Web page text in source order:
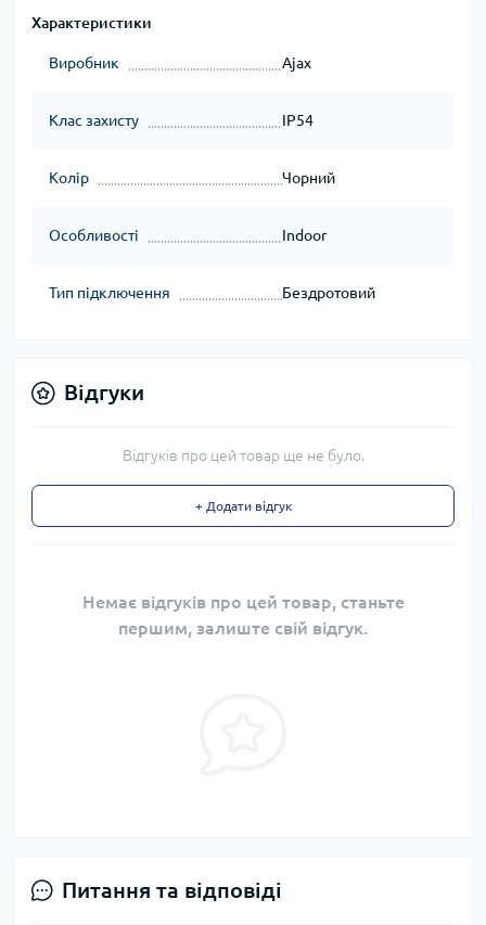
Характеристики
Виробник Ajax
Клас захисту IP54
Колір Чорний
Особливості Indoor
Тип підключення Бездротовий
Відгуки
Відгуків про цей товар ще не було.
+ Додати відгук
Немає відгуків про цей товар, станьте
першим, залиште свій відгук.
Питання та відповіді